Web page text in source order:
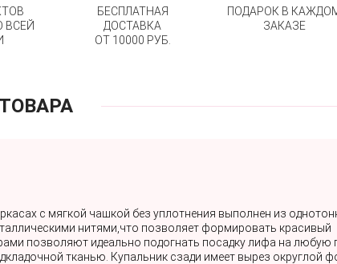
ВСЕЙ
БЕСПЛАТНАЯ
ДОСТАВКА
ОТ 10000 РУБ.
ПОДАРОК В
ЗАКАЗЕ
с мягкой чашкой без уплотнения выполнен из
нитями,что позволяет формировать красивый
позволяют идеально подогнать посадку лифа на любую
тканью. Купальник сзади имеет вырез округлой